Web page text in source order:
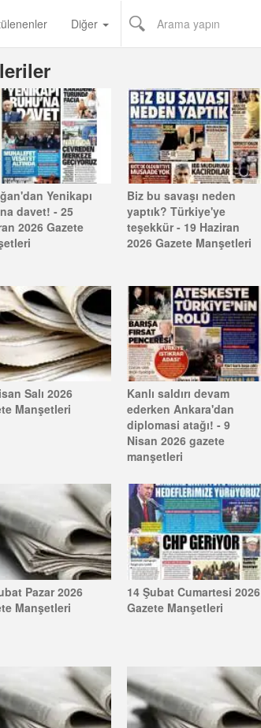
Diğer
Yenikapı
davet! - 25
2026 Gazete
Biz bu savaşı neden
yaptık? Türkiye'ye
teşekkür - 19 Haziran
2026 Gazete Manşetleri
Salı 2026
Manşetleri
Kanlı saldırı devam
ederken Ankara'dan
diplomasi atağı! - 9
Nisan 2026 gazete
manşetleri
Pazar 2026
Manşetleri
14 Şubat Cumartesi 2026
Gazete Manşetleri